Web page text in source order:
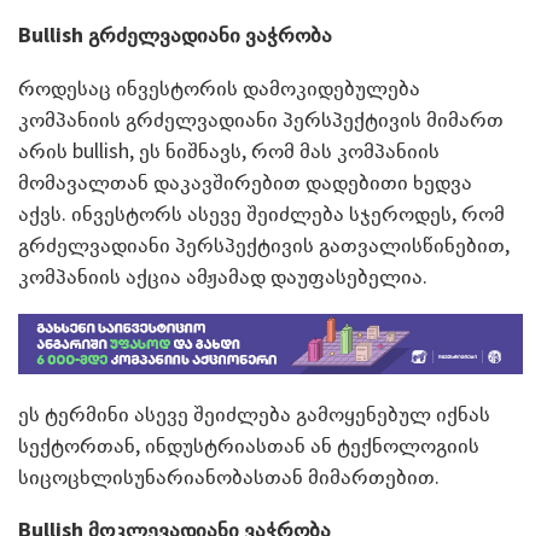
Bullish გრძელვადიანი ვაჭრობა
როდესაც ინვესტორის დამოკიდებულება
კომპანიის გრძელვადიანი პერსპექტივის მიმართ
არის bullish, ეს ნიშნავს, რომ მას კომპანიის
მომავალთან დაკავშირებით დადებითი ხედვა
აქვს. ინვესტორს ასევე შეიძლება სჯეროდეს, რომ
გრძელვადიანი პერსპექტივის გათვალისწინებით,
კომპანიის აქცია ამჟამად დაუფასებელია.
ეს ტერმინი ასევე შეიძლება გამოყენებულ იქნას
სექტორთან, ინდუსტრიასთან ან ტექნოლოგიის
სიცოცხლისუნარიანობასთან მიმართებით.
Bullish მოკლევადიანი ვაჭრობა